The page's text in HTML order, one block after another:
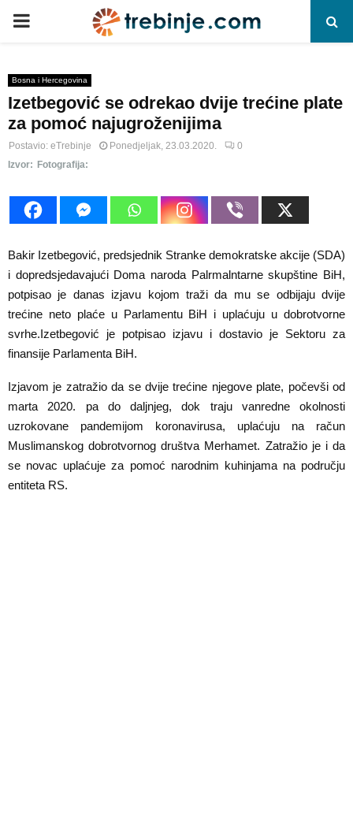
P
I
M
A
Y
M
E
N
U
Bosna i Hercegovina
Izetbegović se odrekao dvije trećine plate
za pomoć najugroženijima
Postavio: eTrebinje Ponedjeljak, 23.03.2020.
0
Izvor: Fotografija:
(ANADOLU AJANSI-SAMIR YORDAMOVIC) (20120531)
Bakir Izetbegović, predsjednik Stranke demokratske akcije (SDA)
i dopredsjedavajući Doma naroda Palrmalntarne skupštine BiH,
potpisao je danas izjavu kojom traži da mu se odbijaju dvije
trećine neto plaće u Parlamentu BiH i uplaćuju u dobrotvorne
svrhe.Izetbegović je potpisao izjavu i dostavio je Sektoru za
finansije Parlamenta BiH.
Izjavom je zatražio da se dvije trećine njegove plate, počevši od
marta 2020. pa do daljnjeg, dok traju vanredne okolnosti
uzrokovane pandemijom koronavirusa, uplaćuju na račun
Muslimanskog dobrotvornog društva Merhamet. Zatražio je i da
se novac uplaćuje za pomoć narodnim kuhinjama na području
entiteta RS.